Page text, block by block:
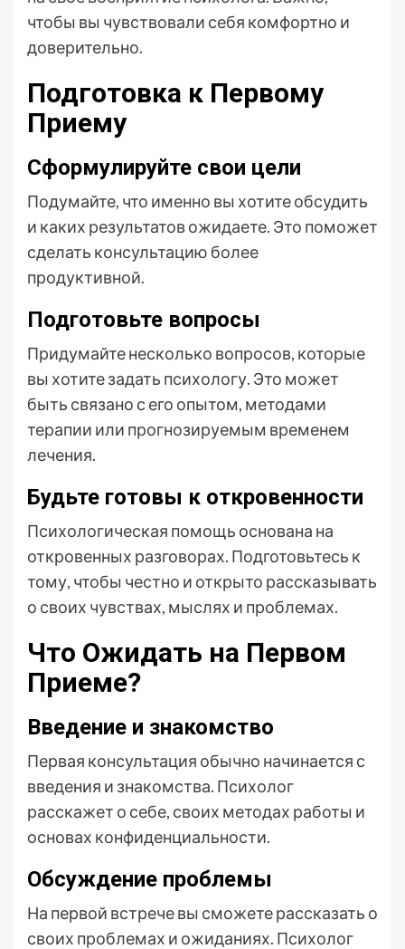
чтобы вы чувствовали себя комфортно и
доверительно.
Подготовка к Первому
Приему
Сформулируйте свои цели
Подумайте, что именно вы хотите обсудить
и каких результатов ожидаете. Это поможет
сделать консультацию более
продуктивной.
Подготовьте вопросы
Придумайте несколько вопросов, которые
вы хотите задать психологу. Это может
быть связано с его опытом, методами
терапии или прогнозируемым временем
лечения.
Будьте готовы к откровенности
Психологическая помощь основана на
откровенных разговорах. Подготовьтесь к
тому, чтобы честно и открыто рассказывать
о своих чувствах, мыслях и проблемах.
Что Ожидать на Первом
Приеме?
Введение и знакомство
Первая консультация обычно начинается с
введения и знакомства. Психолог
расскажет о себе, своих методах работы и
основах конфиденциальности.
Обсуждение проблемы
На первой встрече вы сможете рассказать о
своих проблемах и ожиданиях. Психолог